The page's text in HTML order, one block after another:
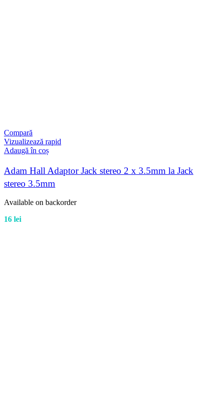
Compară
Vizualizează rapid
Adaugă în coș
Adam Hall Adaptor Jack stereo 2 x 3.5mm la Jack
stereo 3.5mm
Available on backorder
16 lei